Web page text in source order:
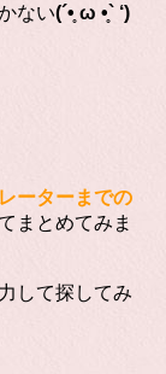
ない(´•̥ ω •̥` ‘)
ーターまでの
まとめてみま
して探してみ